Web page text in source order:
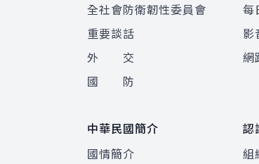
全社會防衛韌性委員會
重要談話
外 交
國 防
每
影
網
中華民國簡介
國情簡介
認
組